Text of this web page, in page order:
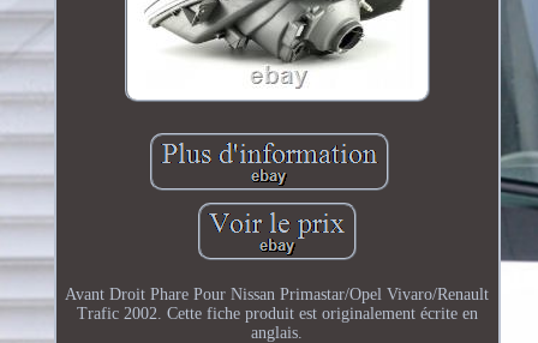
Avant Droit Phare Pour Nissan Primastar/Opel Vivaro/Renault
Trafic 2002. Cette fiche produit est originalement écrite en
anglais.